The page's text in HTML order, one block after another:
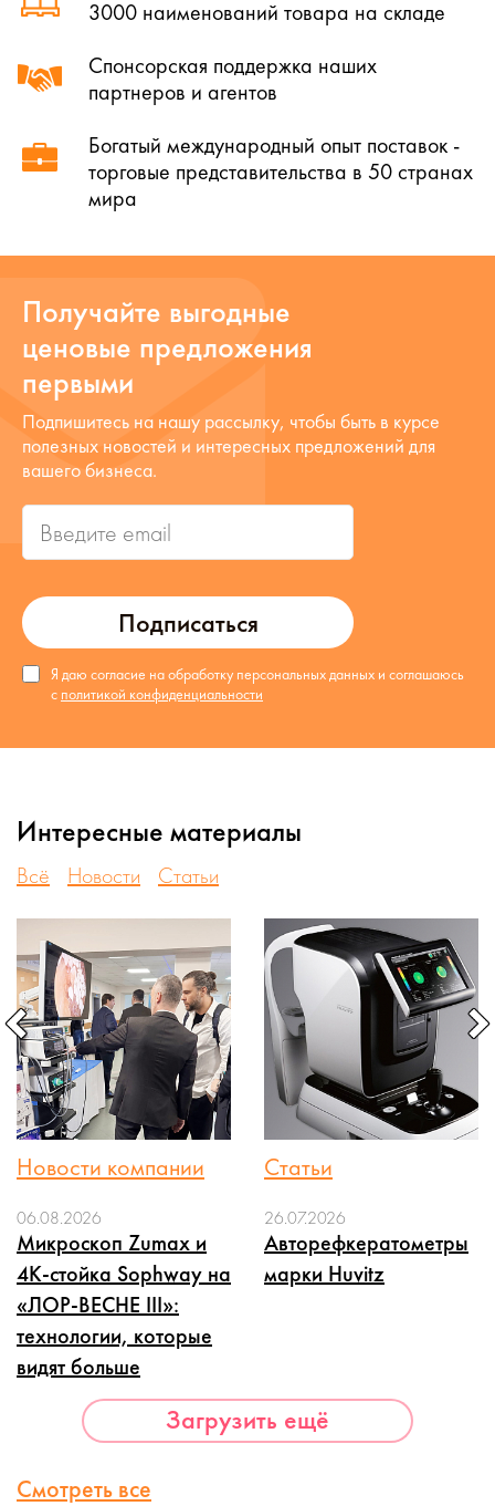
3000 наименований товара на складе
Спонсорская поддержка наших
партнеров и агентов
Богатый международный опыт поставок -
торговые представительства в 50 странах
мира
Получайте выгодные
ценовые предложения
первыми
Подписаться
Я даю согласие на обработку персональных данных и соглашаюсь
с политикой конфиденциальности
Подпишитесь на нашу рассылку, чтобы быть в курсе
полезных новостей и интересных предложений для
вашего бизнеса.
Интересные материалы
Всё Новости Статьи
Новости компании
06.08.2026
Микроскоп Zumax и
4K-стойка Sophway на
«ЛОР-ВЕСНЕ III»:
технологии, которые
видят больше
Статьи
26.07.2026
Авторефкератометры
марки Huvitz
Загрузить ещё
Смотреть все